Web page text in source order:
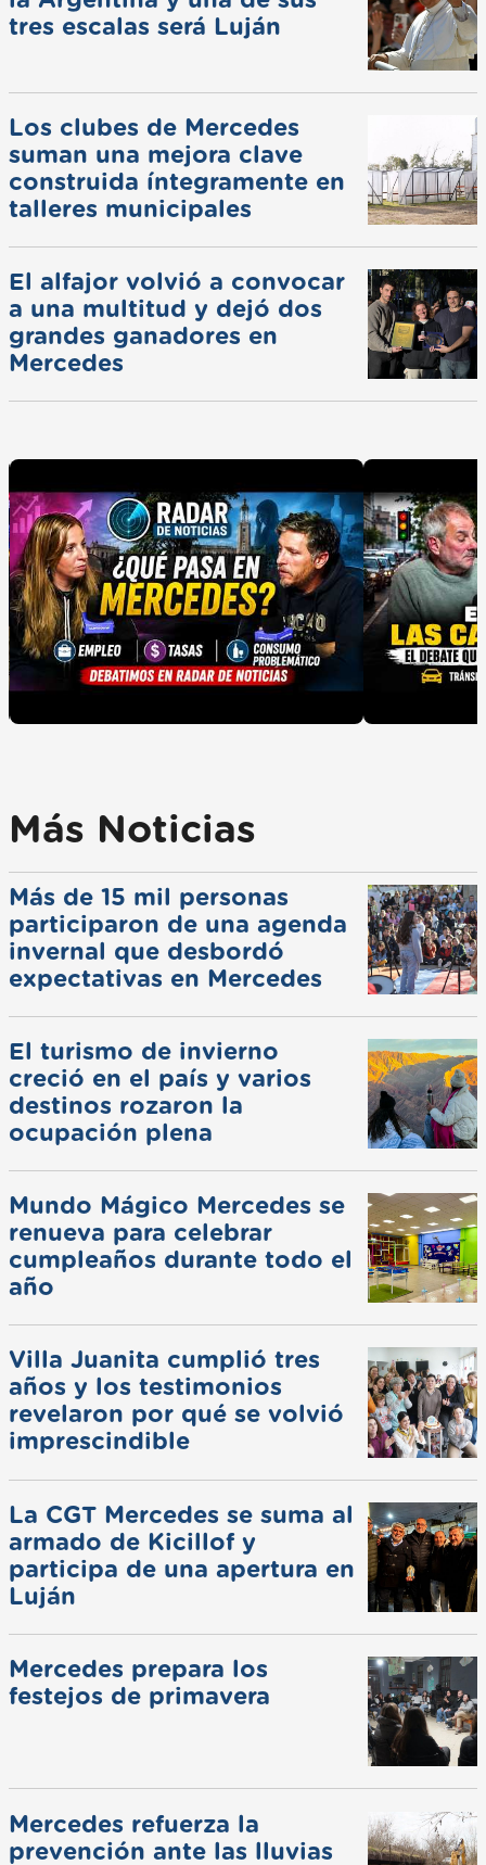
tres escalas será Luján
Los clubes de Mercedes
suman una mejora clave
construida íntegramente en
talleres municipales
El alfajor volvió a convocar
a una multitud y dejó dos
grandes ganadores en
Mercedes
Más Noticias
Más de 15 mil personas
participaron de una agenda
invernal que desbordó
expectativas en Mercedes
El turismo de invierno
creció en el país y varios
destinos rozaron la
ocupación plena
Mundo Mágico Mercedes se
renueva para celebrar
cumpleaños durante todo el
año
Villa Juanita cumplió tres
años y los testimonios
revelaron por qué se volvió
imprescindible
La CGT Mercedes se suma al
armado de Kicillof y
participa de una apertura en
Luján
Mercedes prepara los
festejos de primavera
Mercedes refuerza la
prevención ante las lluvias